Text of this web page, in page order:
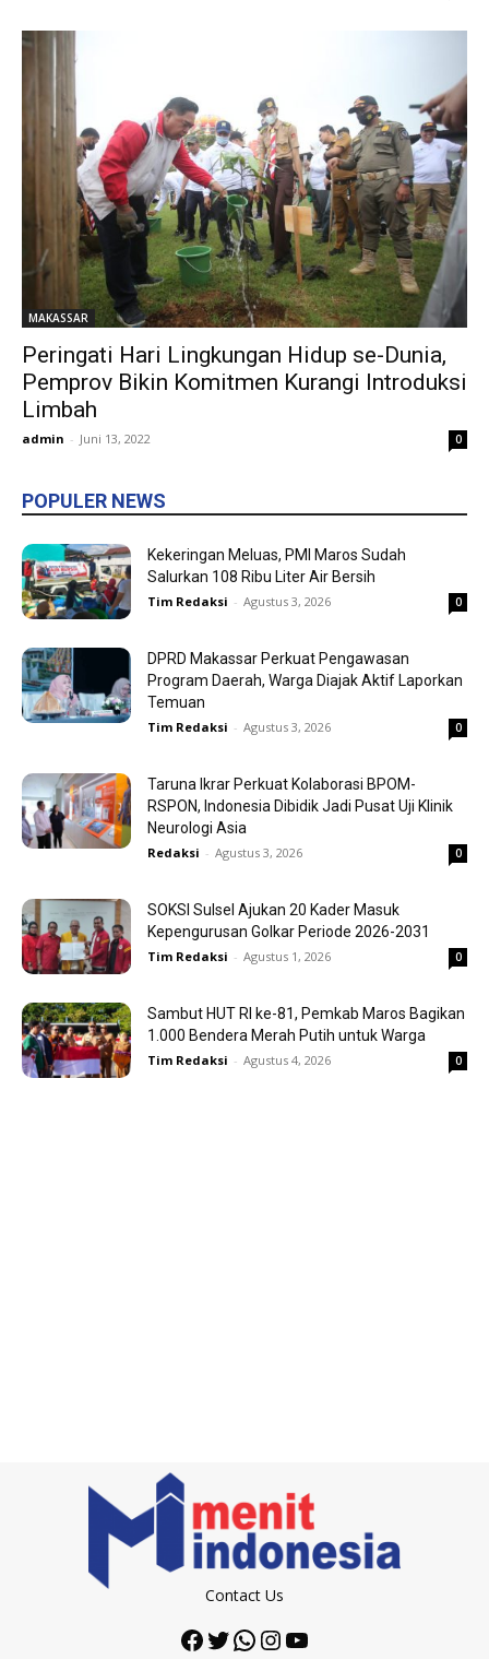
MAKASSAR
Peringati Hari Lingkungan Hidup se-Dunia,
Pemprov Bikin Komitmen Kurangi Introduksi
Limbah
admin - Juni 13, 2022 0
POPULER NEWS
Kekeringan Meluas, PMI Maros Sudah
Salurkan 108 Ribu Liter Air Bersih
Tim Redaksi - Agustus 3, 2026 0
DPRD Makassar Perkuat Pengawasan
Program Daerah, Warga Diajak Aktif Laporkan
Temuan
Tim Redaksi - Agustus 3, 2026 0
Taruna Ikrar Perkuat Kolaborasi BPOM-
RSPON, Indonesia Dibidik Jadi Pusat Uji Klinik
Neurologi Asia
Redaksi - Agustus 3, 2026 0
SOKSI Sulsel Ajukan 20 Kader Masuk
Kepengurusan Golkar Periode 2026-2031
Tim Redaksi - Agustus 1, 2026 0
Sambut HUT RI ke-81, Pemkab Maros Bagikan
1.000 Bendera Merah Putih untuk Warga
Tim Redaksi - Agustus 4, 2026 0
Contact Us
Facebook
Twitter
WhatsApp
Instagram
YouTube